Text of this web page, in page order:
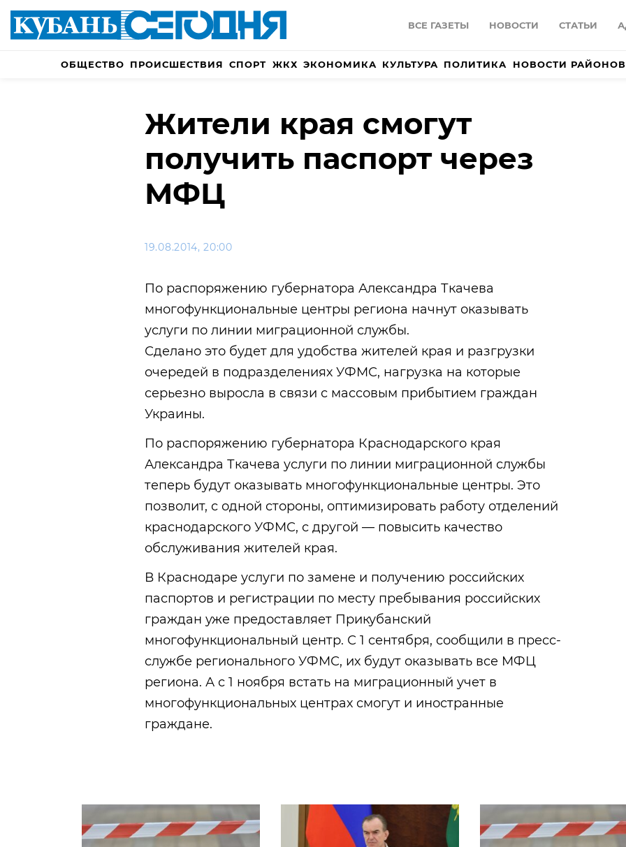
ВСЕ ГАЗЕТЫ НОВОСТИ СТАТЬИ
ОБЩЕСТВО ПРОИСШЕСТВИЯ СПОРТ ЖКХ ЭКОНОМИКА КУЛЬТУРА ПОЛИТИКА НОВОСТИ РАЙОНОВ
Жители края смогут
получить паспорт через
МФЦ
19.08.2014, 20:00
По распоряжению губернатора Александра Ткачева
многофункциональные центры региона начнут оказывать
услуги по линии миграционной службы.
Сделано это будет для удобства жителей края и разгрузки
очередей в подразделениях УФМС, нагрузка на которые
серьезно выросла в связи с массовым прибытием граждан
Украины.
По распоряжению губернатора Краснодарского края
Александра Ткачева услуги по линии миграционной службы
теперь будут оказывать многофункциональные центры. Это
позволит, с одной стороны, оптимизировать работу отделений
краснодарского УФМС, с другой — повысить качество
обслуживания жителей края.
В Краснодаре услуги по замене и получению российских
паспортов и регистрации по месту пребывания российских
граждан уже предоставляет Прикубанский
многофункциональный центр. С 1 сентября, сообщили в пресс-
службе регионального УФМС, их будут оказывать все МФЦ
региона. А с 1 ноября встать на миграционный учет в
многофункциональных центрах смогут и иностранные
граждане.